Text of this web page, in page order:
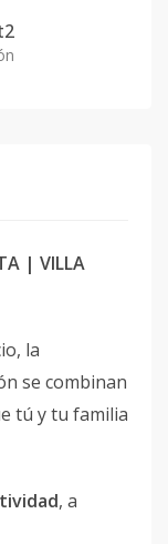
| VILLA
la
se combinan
tú y tu familia
, a